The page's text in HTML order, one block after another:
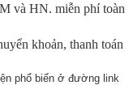
và HN. miễn phí toàn
khoản, thanh toán
phổ biến ở đường link